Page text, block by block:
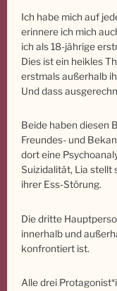
Ich habe mich auf
erinnere ich mich
ich als 18-jährige
Dies ist ein heikles
erstmals außerhalb
Und dass
Beide haben diesen
Freundes- und
dort eine
Suizidalität, Lia stellt
ihrer Ess-Störung.
Die dritte
innerhalb und
konfrontiert ist.
Alle drei